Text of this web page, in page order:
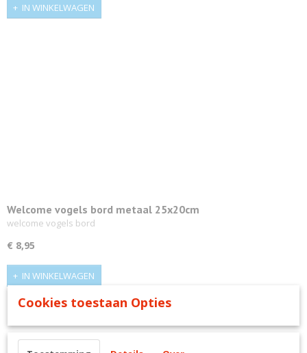
IN WINKELWAGEN
Welcome vogels bord metaal 25x20cm
welcome vogels bord
€ 8,95
IN WINKELWAGEN
Cookies toestaan Opties